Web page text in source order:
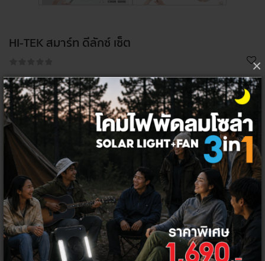
×
HI-TEK สมาร์ท ดีลักซ์ เซ็ต
3,490 ฿ 1,990 ฿
เลือกจำนวน ต่อชิ้น
1ชิ้น
โค้ด/คูปองส่วนลด
DC100 ซื้อ 3000 รับส่วนลด 100
DC500 ซื้อ 10000 รับส่วนลด 500